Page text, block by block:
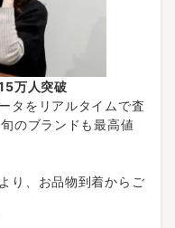
万人突破
タをリアルタイムで査
のブランドも最高値
り、お品物到着からご